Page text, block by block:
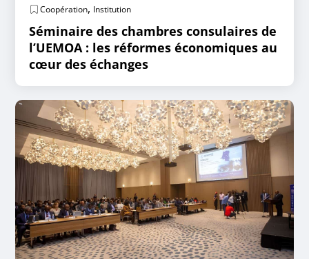
Coopération, Institution
Séminaire des chambres consulaires de
l’UEMOA : les réformes économiques au
cœur des échanges